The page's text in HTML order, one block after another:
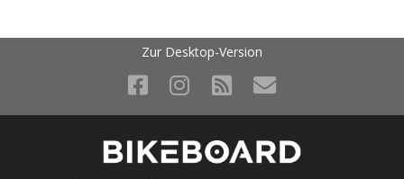
Zur Desktop-Version